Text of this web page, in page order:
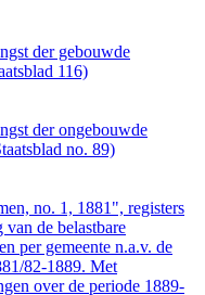
der gebouwde
116)
der ongebouwde
no. 89)
no. 1, 1881", registers
de belastbare
per gemeente n.a.v. de
82-1889. Met
over de periode 1889-